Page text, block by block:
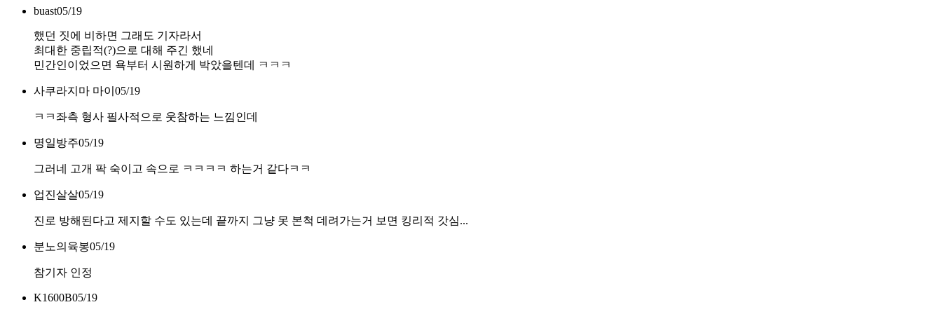
buast05/19
했던 짓에 비하면 그래도 기자라서
최대한 중립적(?)으로 대해 주긴 했네
민간인이었으면 욕부터 시원하게 박았을텐데 ㅋㅋㅋ
사쿠라지마 마이 05/19
ㅋㅋ좌측 형사 필사적으로 웃참하는 느낌인데
명일방주05/19
그러네 고개 팍 숙이고 속으로 ㅋㅋㅋㅋ 하는거 같다ㅋㅋ
업진살살05/19
진로 방해된다고 제지할 수도 있는데 끝까지 그냥 못 본척 데려가는거 보면 킹리적 갓심...
분노의육봉05/19
참기자 인정
K1600B05/19